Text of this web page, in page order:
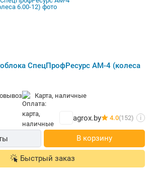
СпецПрофРесурс АМ-4 (колеса
карта, наличные
agrox.by 4.0(152) i
В корзину
Быстрый заказ